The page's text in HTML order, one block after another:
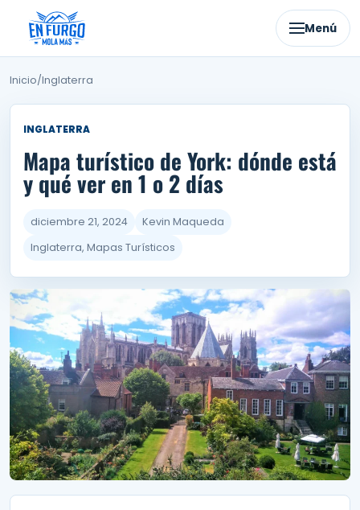
contenido
Menú
Inicio/Inglaterra
INGLATERRA
Mapa turístico de York: dónde está
y qué ver en 1 o 2 días
diciembre 21, 2024
Kevin Maqueda
Inglaterra, Mapas Turísticos